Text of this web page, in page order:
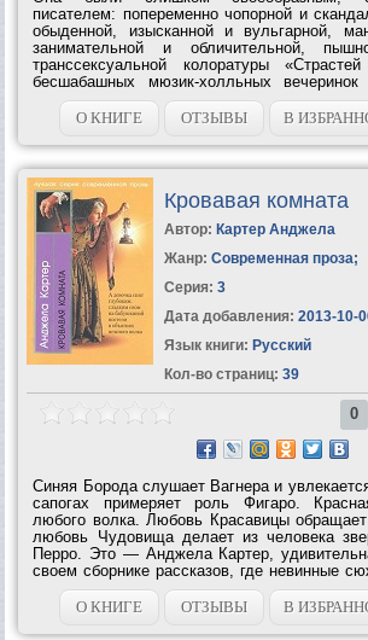
писателем: попеременно чопорной и
обыденной, изысканной и вульгарной,
занимательной и обличительной,
транссексуальной колоратуры
бесшабашных мюзик-холльных
романы не спутаешь ни с какими другими...
романа характерный для Картер голос,...
О КНИГЕ ОТЗЫВЫ В
Кровавая комната
Автор: Картер Анджела
Жанр: Современная проза;
Серия: 3
Дата добавления: 2013-10-
Язык книги: Русский
Кол-во страниц: 39
0
Синяя Борода слушает Вагнера и
сапогах примеряет роль Фигаро.
любого волка. Любовь Красавицы
любовь Чудовища делает из человека
Перро. Это — Анджела Картер,
своем сборнике рассказов, где невинные
преобразуются в сумрачные страшилки,
писательница...
О КНИГЕ ОТЗЫВЫ В